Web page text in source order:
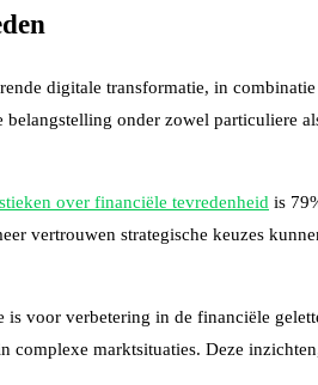
digitale transformatie, in
onder zowel
over financiële tevredenheid is
vertrouwen strategische keuzes
voor verbetering in de financiële
marktsituaties. Deze